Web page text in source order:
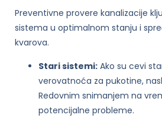
Preventivne provere kanalizacije
sistema u optimalnom stanju i
kvarova.
Stari sistemi: Ako su cevi
verovatnoća za pukotine,
Redovnim snimanjem na
potencijalne probleme.